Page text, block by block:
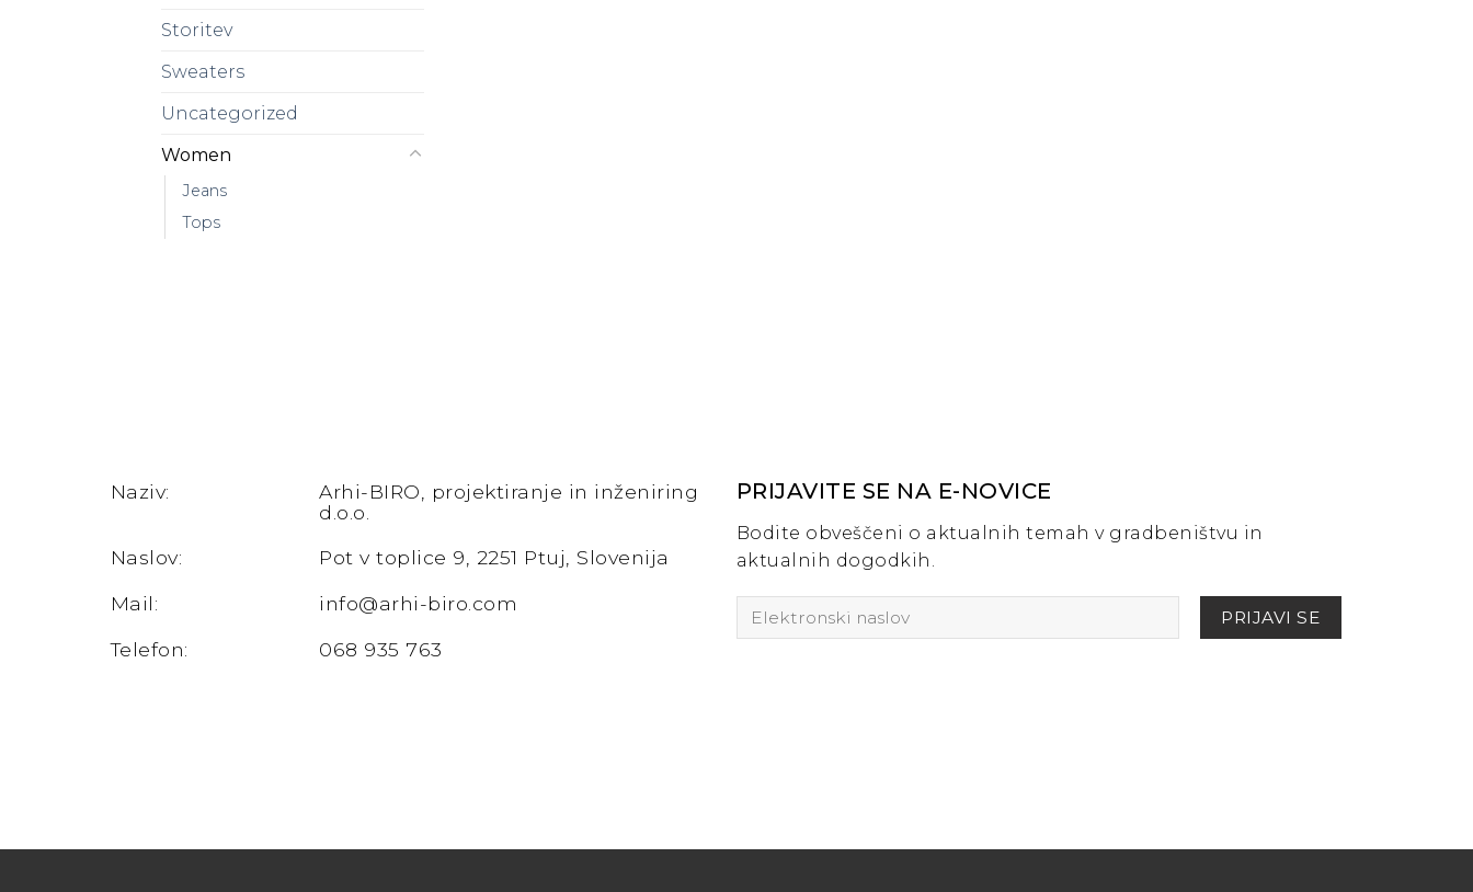
Storitev
Sweaters
Uncategorized
Women
Jeans
Tops
Naziv:
Arhi-BIRO, projektiranje in inženiring
d.o.o.
Naslov:
Pot v toplice 9, 2251 Ptuj, Slovenija
Mail:
info@arhi-biro.com
Telefon:
068 935 763
PRIJAVITE SE NA E-NOVICE
Bodite obveščeni o aktualnih temah v gradbeništvu in
aktualnih dogodkih.